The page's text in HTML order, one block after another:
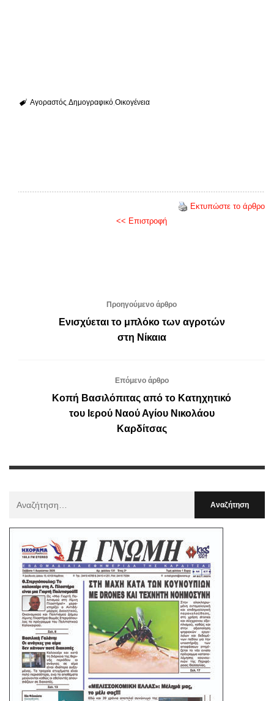
Αγοραστός Δημογραφικό Οικογένεια
Εκτυπώστε το άρθρο
<< Επιστροφή
Προηγούμενο άρθρο
Ενισχύεται το μπλόκο των αγροτών
στη Νίκαια
Επόμενο άρθρο
Κοπή Βασιλόπιτας από το Κατηχητικό
του Ιερού Ναού Αγίου Νικολάου
Καρδίτσας
: